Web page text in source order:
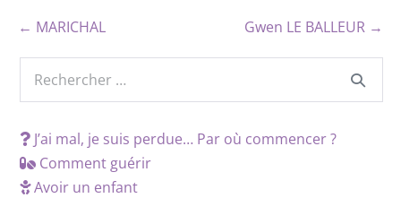
← MARICHAL Gwen LE BALLEUR →
J’ai mal, je suis perdue… Par où commencer ?
Comment guérir
Avoir un enfant